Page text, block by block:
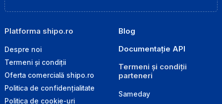
Platforma shipo.ro
Despre noi
Termeni și condiții
Oferta comercială shipo.ro
Politica de confidențialitate
Politica de cookie-uri
Blog
Documentație API
Termeni și condiții
parteneri
Sameday